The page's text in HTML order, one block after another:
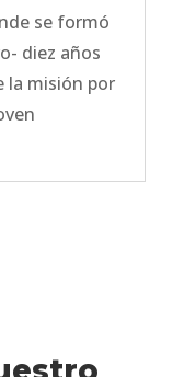
se formó
diez años
la misión por